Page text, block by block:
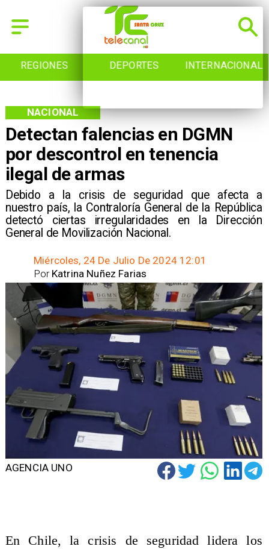
REGIONES DEPORTES INTERNACIONAL
Detectan falencias en DGMN
por descontrol en tenencia
ilegal de armas
Debido a la crisis de seguridad que afecta a
nuestro país, la Contraloría General de la República
detectó ciertas irregularidades en la Dirección
General de Movilización Nacional.
NACIONAL
Miércoles, 24 De Julio De 2024 12:01
Katrina Nuñez Farias
Por
AGENCIA UNO
En Chile, la crisis de seguridad lidera los